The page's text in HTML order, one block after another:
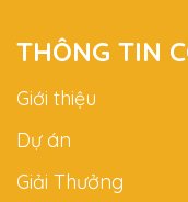
THÔNG TIN
Giới thiệu
Dự án
Giải Thưởng